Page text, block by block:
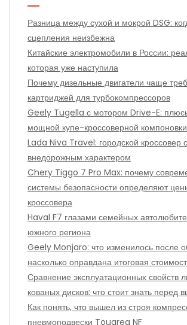
Разница между сухой и мокрой DSG:
сцепления неизбежна
Китайские электромобили в России:
которая уже наступила
Почему дизельные двигатели чаще
картриджей для турбокомпрессоров
Geely Tugella с мотором Drive-E:
мощной купе-кроссоверной компоновки
Lada Niva Travel: городской кроссовер с
внедорожным характером
Chery Tiggo 7 Pro Max: почему
системы безопасности определяют
кроссовера
Haval F7 глазами семейных
южного региона
Geely Monjaro: что изменилось после
насколько оправдана итоговая
Сравнение эксплуатационных свойств
кованых дисков: что стоит знать перед
Как понять, что вышел из строя
пневмоподвески Touareg NF